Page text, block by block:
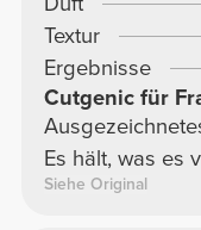
Textur
Ergebnisse
Cutgenic für
Es hält, was es
Siehe Original